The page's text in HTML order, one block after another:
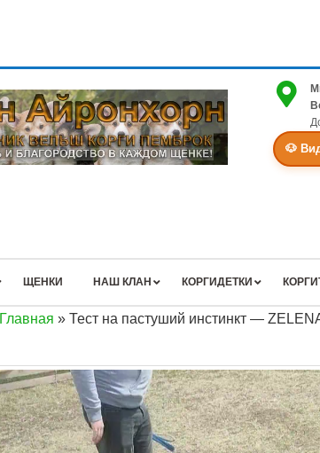
🐶
ЩЕНКИ НАШ КЛАН КОРГИДЕТКИ
Главная »Тест на пастуший инстинкт —